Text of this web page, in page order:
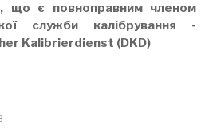
що є повноправним членом
служби калібрування -
Kalibrierdienst (DKD)